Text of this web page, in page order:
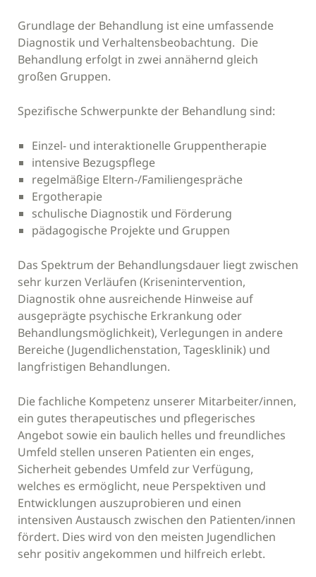
Grundlage der Behandlung ist eine umfassende
Diagnostik und Verhaltensbeobachtung. Die
Behandlung erfolgt in zwei annähernd gleich
großen Gruppen.
Spezifische Schwerpunkte der Behandlung sind:
Einzel- und interaktionelle Gruppentherapie
intensive Bezugspflege
regelmäßige Eltern-/Familiengespräche
Ergotherapie
schulische Diagnostik und Förderung
pädagogische Projekte und Gruppen
Das Spektrum der Behandlungsdauer liegt zwischen
sehr kurzen Verläufen (Krisenintervention,
Diagnostik ohne ausreichende Hinweise auf
ausgeprägte psychische Erkrankung oder
Behandlungsmöglichkeit), Verlegungen in andere
Bereiche (Jugendlichenstation, Tagesklinik) und
langfristigen Behandlungen.
Die fachliche Kompetenz unserer Mitarbeiter/innen,
ein gutes therapeutisches und pflegerisches
Angebot sowie ein baulich helles und freundliches
Umfeld stellen unseren Patienten ein enges,
Sicherheit gebendes Umfeld zur Verfügung,
welches es ermöglicht, neue Perspektiven und
Entwicklungen auszuprobieren und einen
intensiven Austausch zwischen den Patienten/innen
fördert. Dies wird von den meisten Jugendlichen
sehr positiv angekommen und hilfreich erlebt.